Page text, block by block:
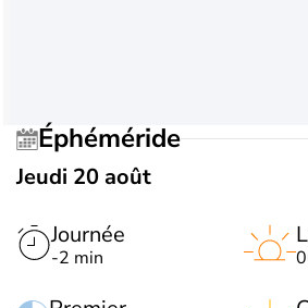
Éphéméride
Jeudi 20 août
Journée
-2 min